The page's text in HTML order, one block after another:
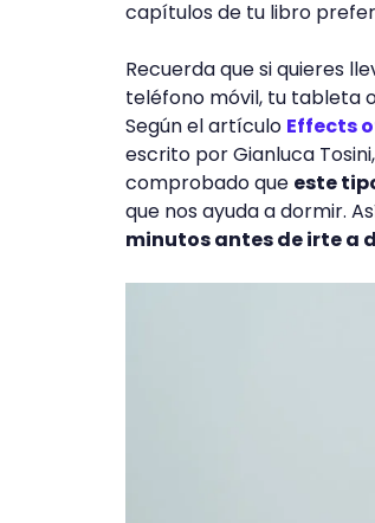
capítulos de tu libro
Recuerda que si quieres
teléfono móvil, tu tableta
Según el artículo Effects
escrito por Gianluca
comprobado que este
que nos ayuda a dormir.
minutos antes de irte a